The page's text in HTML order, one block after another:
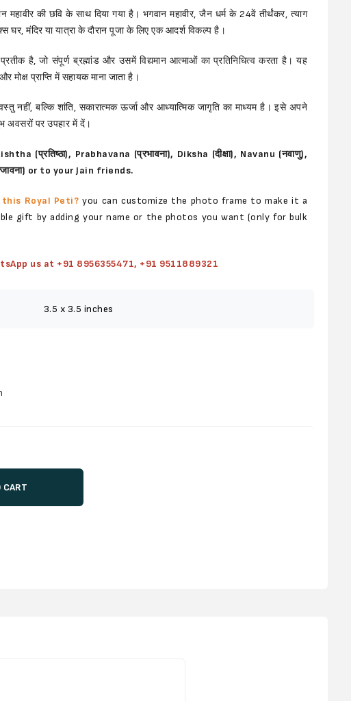
की छवि के साथ दिया गया है। भगवान महावीर, जैन धर्म के 24वें तीर्थंकर, त्याग
मंदिर या यात्रा के दौरान पूजा के लिए एक आदर्श विकल्प है।
है, जो संपूर्ण ब्रह्मांड और उसमें विद्यमान आत्माओं का प्रतिनिधित्व करता है। यह
मोक्ष प्राप्ति में सहायक माना जाता है।
नहीं, बल्कि शांति, सकारात्मक ऊर्जा और आध्यात्मिक जागृति का माध्यम है। इसे अपने
अवसरों पर उपहार में दें।
(प्रतिष्ठा), Prabhavana (प्रभावना), Diksha (दीक्षा), Navanu (नवाणु),
or to your Jain friends.
Royal Peti? you can customize the photo frame to make it a
gift by adding your name or the photos you want (only for bulk
us at +91 8956355471, +91 9511889321
3.5 x 3.5 inches
CART